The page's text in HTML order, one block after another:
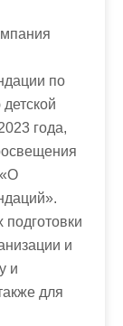
по
года,
и
и
для